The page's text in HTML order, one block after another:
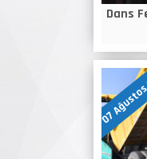
Dans
07